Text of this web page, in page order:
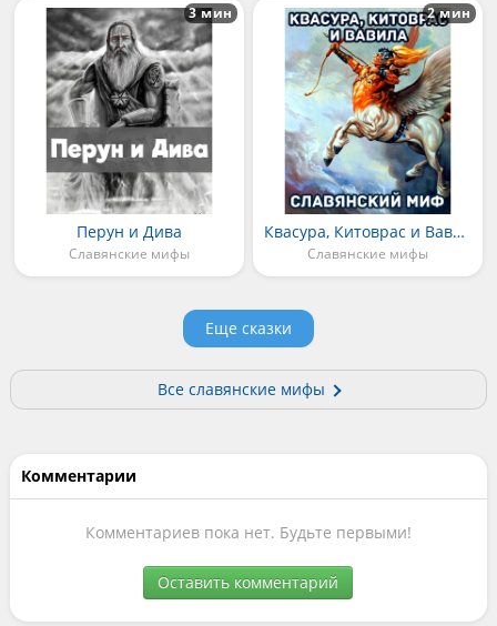
Перун и Дива
Славянские мифы
3 мин
Квасура, Китоврас и Вавила
Славянские мифы
2 мин
Еще сказки
Все славянские мифы
Комментарии
Комментариев пока нет. Будьте первыми!
Оставить комментарий